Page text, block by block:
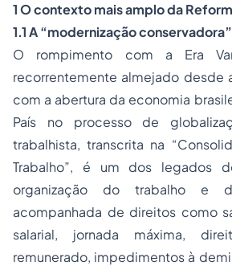
1 O contexto mais amplo da
1.1 A “modernização conservadora”
O rompimento com a Era
recorrentemente almejado desde
com a abertura da economia
País no processo de
trabalhista, transcrita na
Trabalho”, é um dos legados
organização do trabalho e
acompanhada de direitos como
salarial, jornada máxima,
remunerado, impedimentos à